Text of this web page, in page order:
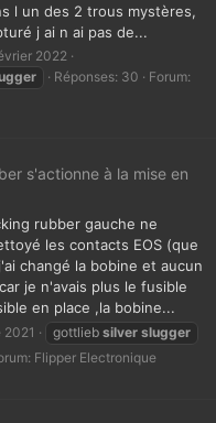
l un des 2 trous mystères,
j ai n ai pas de...
2022
Réponses: 30
Forum:
s'actionne à la mise en
rubber gauche ne
les contacts EOS (que
changé la bobine et aucun
je n'avais plus le fusible
en place ,la bobine...
2021 gottlieb silver slugger
Flipper Electronique